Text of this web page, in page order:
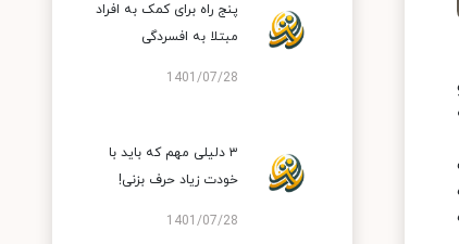
پنج راه برای کمک به افراد
مبتلا به افسردگی
1401/07/28
۳ دلیلی مهم که باید با
خودت زیاد حرف بزنی!
1401/07/28